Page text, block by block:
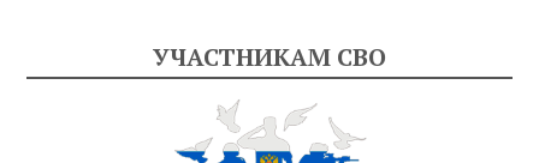
УЧАСТНИКАМ СВО